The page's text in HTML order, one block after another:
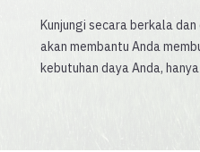
Kunjungi secara berkala
akan membantu Anda
kebutuhan daya Anda,